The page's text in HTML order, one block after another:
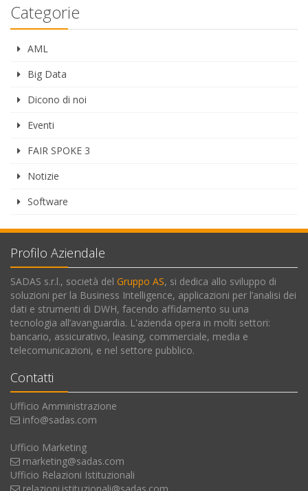
Categorie
AML
Big Data
Dicono di noi
Eventi
FAIR SPOKE 3
Notizie
Software
Profilo Aziendale
SADAS s.r.l., società del Gruppo AS, si dedica allo sviluppo di
soluzioni per la Business Intelligence, applicazioni per l’analisi dei
dati e strumenti di DWH, facendo affidamento su una
tecnologia all’avanguardia. L'azienda opera in molti settori:
bancario, assicurativo, leasing, commerciale, media e
telecomunicazioni, e nel settore pubblico.
Contatti
Ufficio Amministrazione
info@sadas.com
Ufficio Marketing
marketing@sadas.com
Ufficio Relazioni Istituzionali